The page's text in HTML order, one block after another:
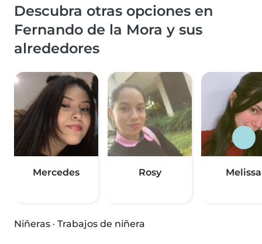
Descubra otras opciones en
Fernando de la Mora y sus
alrededores
Mercedes Rosy Melissa
Niñeras · Trabajos de niñera